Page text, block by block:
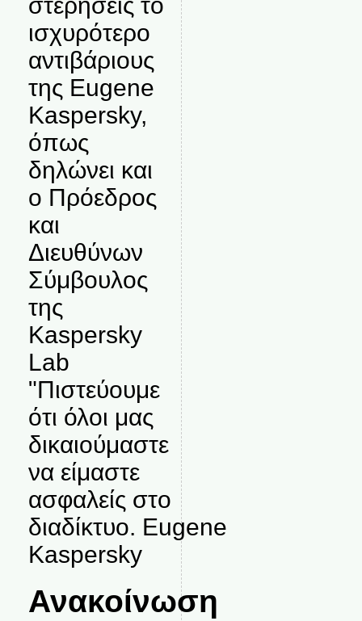
ισχυρότερο
αντιβάριους
της Eugene
Kaspersky,
όπως
δηλώνει και
ο Πρόεδρος
και
Διευθύνων
Σύμβουλος
της
Kaspersky
Lab
"Πιστεύουμε
ότι όλοι μας
δικαιούμαστε
να είμαστε
ασφαλείς στο
διαδίκτυο. Eugene
Kaspersky
Ανακοίνωση